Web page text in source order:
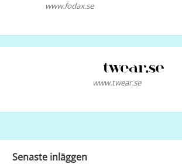
www.fodax.se
www.twear.se
Senaste inläggen